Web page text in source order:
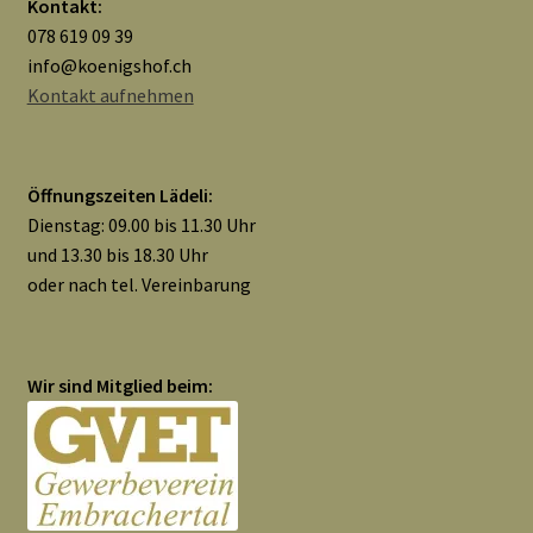
Kontakt:
078 619 09 39
info@koenigshof.ch
Kontakt aufnehmen
Öffnungszeiten Lädeli:
Dienstag: 09.00 bis 11.30 Uhr
und 13.30 bis 18.30 Uhr
oder nach tel. Vereinbarung
Wir sind Mitglied beim: